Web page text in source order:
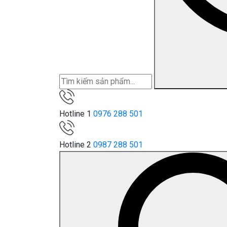
Hotline 1 0976 288 501
Hotline 2 0987 288 501